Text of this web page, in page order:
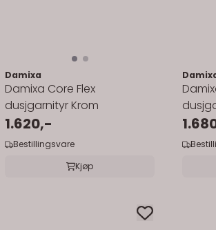
Damixa
Damixa Core Flex
dusjgarnityr Krom
1.620,-
Bestillingsvare
Kjøp